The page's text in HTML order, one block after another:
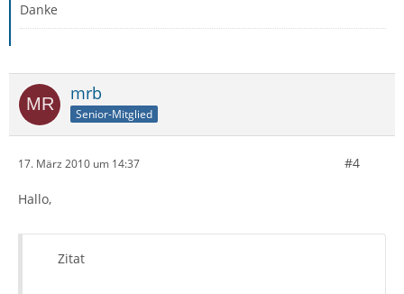
Danke
mrb
Senior-Mitglied
17. März 2010 um 14:37 #4
Hallo,
Zitat